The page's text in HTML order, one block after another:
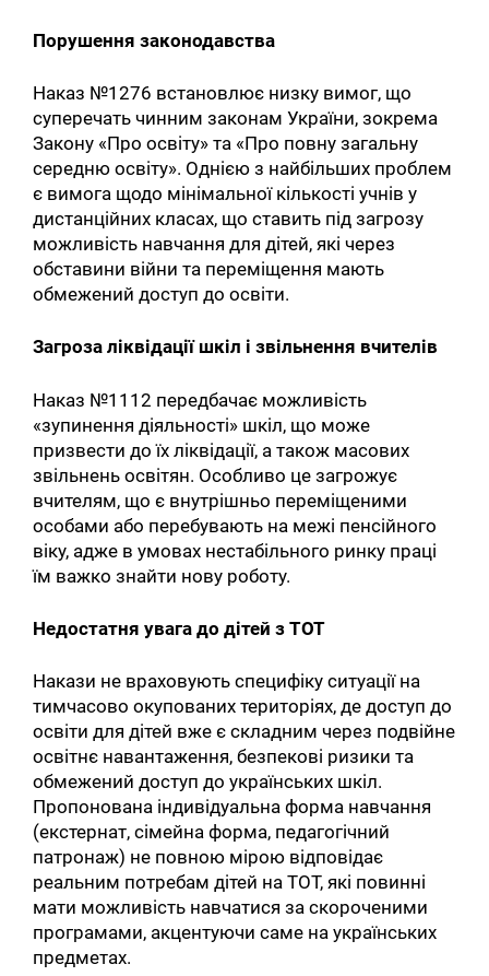
Порушення законодавства
Наказ №1276 встановлює низку вимог, що
суперечать чинним законам України, зокрема
Закону «Про освіту» та «Про повну загальну
середню освіту». Однією з найбільших проблем
є вимога щодо мінімальної кількості учнів у
дистанційних класах, що ставить під загрозу
можливість навчання для дітей, які через
обставини війни та переміщення мають
обмежений доступ до освіти.
Загроза ліквідації шкіл і звільнення вчителів
Наказ №1112 передбачає можливість
«зупинення діяльності» шкіл, що може
призвести до їх ліквідації, а також масових
звільнень освітян. Особливо це загрожує
вчителям, що є внутрішньо переміщеними
особами або перебувають на межі пенсійного
віку, адже в умовах нестабільного ринку праці
їм важко знайти нову роботу.
Недостатня увага до дітей з ТОТ
Накази не враховують специфіку ситуації на
тимчасово окупованих територіях, де доступ до
освіти для дітей вже є складним через подвійне
освітнє навантаження, безпекові ризики та
обмежений доступ до українських шкіл.
Пропонована індивідуальна форма навчання
(екстернат, сімейна форма, педагогічний
патронаж) не повною мірою відповідає
реальним потребам дітей на ТОТ, які повинні
мати можливість навчатися за скороченими
програмами, акцентуючи саме на українських
предметах.